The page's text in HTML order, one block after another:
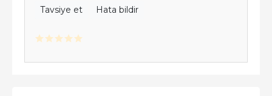
Tavsiye et Hata bildir